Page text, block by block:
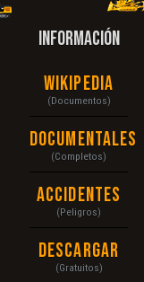
INFORMACIÓN
Wikipedia
(Documentos)
Documentales
(Completos)
Accidentes
(Peligros)
Descargar
(Gratuitos)